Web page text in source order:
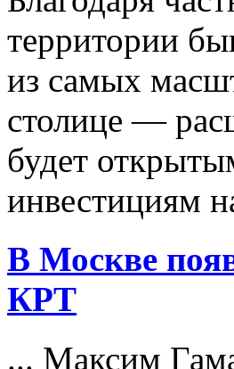
территории
из самых
столице —
будет
инвестициям
В Москве
КРТ
... Максим